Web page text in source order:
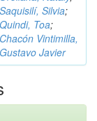
Saquisilí, Silvia;
Quindi, Toa;
Chacón Vintimilla,
Gustavo Javier